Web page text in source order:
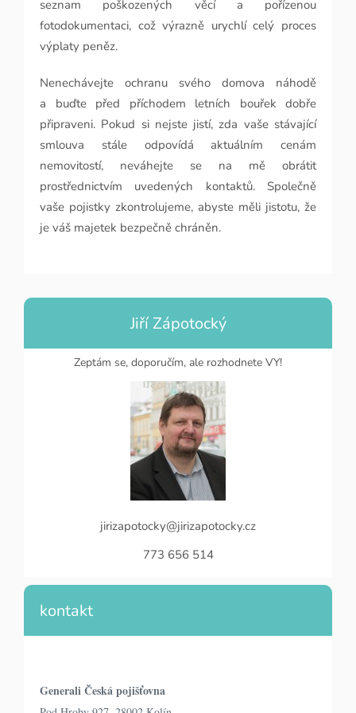
seznam poškozených věcí a pořízenou
fotodokumentaci, což výrazně urychlí celý proces
výplaty peněz.
Nenechávejte ochranu svého domova náhodě
a buďte před příchodem letních bouřek dobře
připraveni. Pokud si nejste jistí, zda vaše stávající
smlouva stále odpovídá aktuálním cenám
nemovitostí, neváhejte se na mě obrátit
prostřednictvím uvedených kontaktů. Společně
vaše pojistky zkontrolujeme, abyste měli jistotu, že
je váš majetek bezpečně chráněn.
Jiří Zápotocký
Zeptám se, doporučím, ale rozhodnete VY!
jirizapotocky@jirizapotocky.cz
773 656 514
kontakt
Generali Česká pojišťovna